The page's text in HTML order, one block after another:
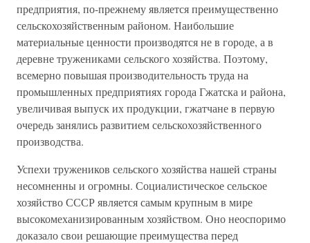
предприятия, по-прежнему является преимущественно
сельскохозяйственным районом. Наибольшие
материальные ценности производятся не в городе, а в
деревне тружениками сельского хозяйства. Поэтому,
всемерно повышая производительность труда на
промышленных предприятиях города Гжатска и района,
увеличивая выпуск их продукции, гжатчане в первую
очередь занялись развитием сельскохозяйственного
производства.
Успехи тружеников сельского хозяйства нашей страны
несомненны и огромны. Социалистическое сельское
хозяйство СССР является самым крупным в мире
высокомеханизированным хозяйством. Оно неоспоримо
доказало свои решающие преимущества перед